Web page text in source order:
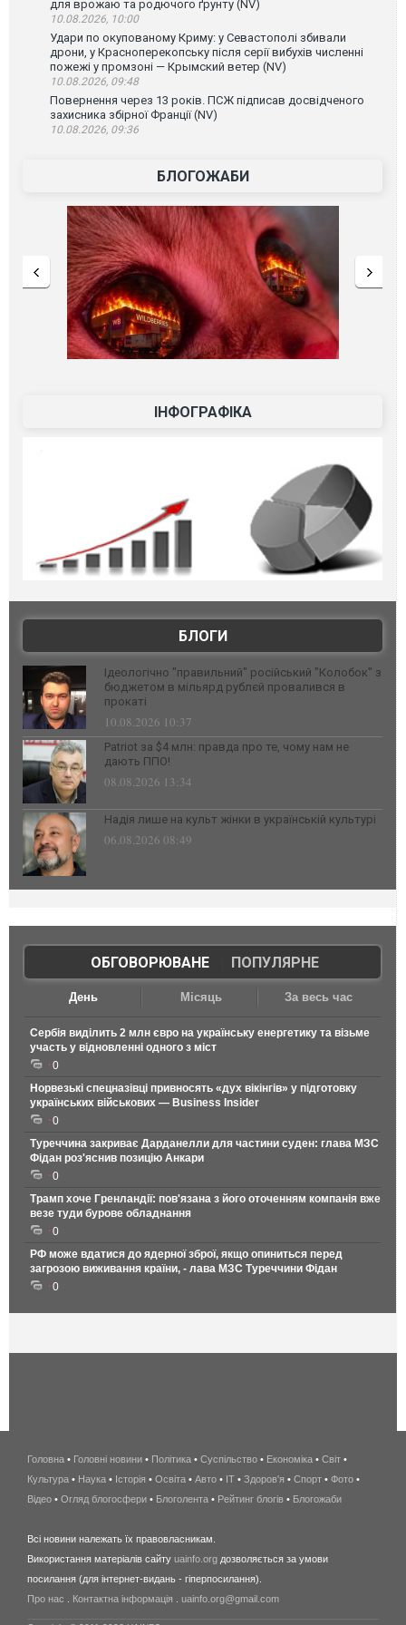
для врожаю та родючого ґрунту (NV)
10.08.2026, 10:00
Удари по окупованому Криму: у Севастополі збивали
дрони, у Красноперекопську після серії вибухів численні
пожежі у промзоні — Крымский ветер (NV)
10.08.2026, 09:48
Повернення через 13 років. ПСЖ підписав досвідченого
захисника збірної Франції (NV)
10.08.2026, 09:36
БЛОГОЖАБИ
ІНФОГРАФІКА
БЛОГИ
Ідеологічно "правильний" російський "Колобок" з
бюджетом в мільярд рублєй провалився в
прокаті
10.08.2026 10:37
Patriot за $4 млн: правда про те, чому нам не
дають ППО!
08.08.2026 13:34
Надія лише на культ жінки в українській культурі
06.08.2026 08:49
ОБГОВОРЮВАНЕ| ПОПУЛЯРНЕ
День Місяць За весь час
Сербія виділить 2 млн євро на українську енергетику та візьме
участь у відновленні одного з міст
0
Норвезькі спецназівці привносять «дух вікінгів» у підготовку
українських військових — Business Insider
0
Туреччина закриває Дарданелли для частини суден: глава МЗС
Фідан роз'яснив позицію Анкари
0
Трамп хоче Гренландії: пов'язана з його оточенням компанія вже
везе туди бурове обладнання
0
РФ може вдатися до ядерної зброї, якщо опиниться перед
загрозою виживання країни, - лава МЗС Туреччини Фідан
0
беспроводной
интернет
киев
wimax
в
Головна • Головні новини • Політика • Суспільство • Економіка • Світ •
Культура • Наука • Історія • Освіта • Авто • IT • Здоров'я • Спорт • Фото •
Відео • Огляд блогосфери • Блоголента • Рейтинг блогів • Блогожаби
Всі новини належать їх правовласникам.
Використання матеріалів сайту uainfo.org дозволяється за умови
посилання (для інтернет-видань - гіперпосилання).
Про нас
Контактна інформація uainfo.org@gmail.com